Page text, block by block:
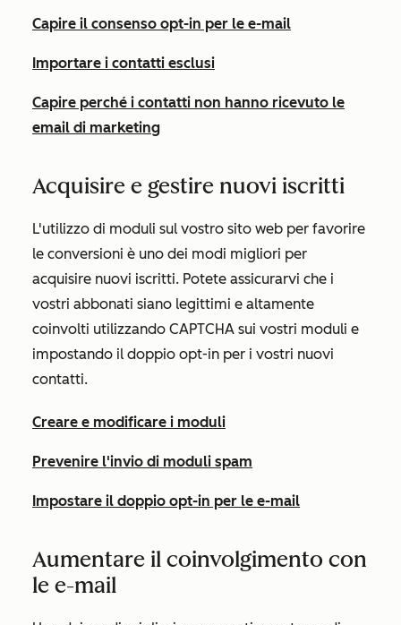
Capire il consenso opt-in per le e-mail
Importare i contatti esclusi
Capire perché i contatti non hanno ricevuto le
email di marketing
Acquisire e gestire nuovi iscritti
L'utilizzo di moduli sul vostro sito web per favorire
le conversioni è uno dei modi migliori per
acquisire nuovi iscritti. Potete assicurarvi che i
vostri abbonati siano legittimi e altamente
coinvolti utilizzando CAPTCHA sui vostri moduli e
impostando il doppio opt-in per i vostri nuovi
contatti.
Creare e modificare i moduli
Prevenire l'invio di moduli spam
Impostare il doppio opt-in per le e-mail
Aumentare il coinvolgimento con
le e-mail